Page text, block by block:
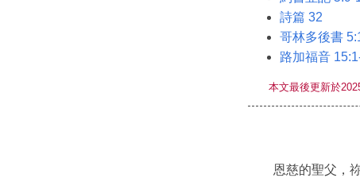
詩篇 32
哥林多後書
路加福音
本文最後更新於
恩慈的聖父，